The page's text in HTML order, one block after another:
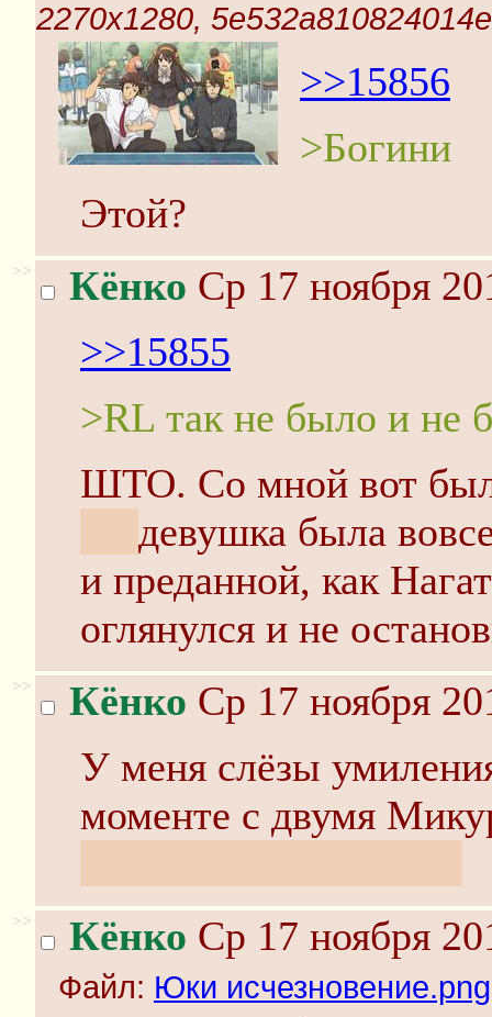
2270x1280,
>>15856
>Богини
Этой?
>> Кёнко Ср 17 ноября
>>15855
>RL так не было и не
ШТО. Со мной вот
девушка была
и преданной, как
оглянулся и не
>> Кёнко Ср 17 ноября
У меня слёзы
моменте с двумя
>> Кёнко Ср 17 ноября
Файл: Юки исчезновение.png